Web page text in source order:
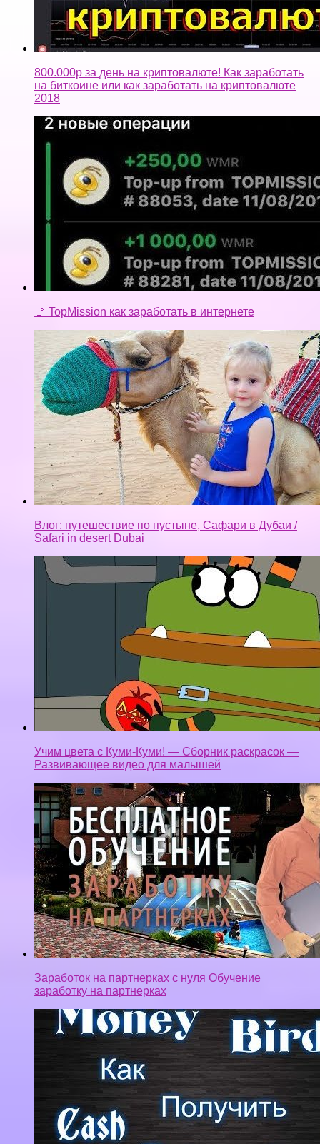
800.000р за день на криптовалюте! Как заработать
на биткоине или как заработать на криптовалюте
2018
🚩 TopMission как заработать в интернете
Влог: путешествие по пустыне, Сафари в Дубаи /
Safari in desert Dubai
Учим цвета с Куми-Куми! — Сборник раскрасок —
Развивающее видео для малышей
Заработок на партнерках с нуля Обучение
заработку на партнерках